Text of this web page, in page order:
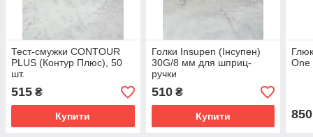
Тест-смужки CONTOUR
PLUS (Контур Плюс), 50
шт.
515 ₴
Купити
Голки Insupen (Інсупен)
30G/8 мм для шприц-
ручки
510₴
Купити
One
850